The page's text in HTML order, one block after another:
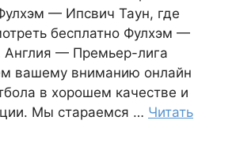
— Ипсвич Таун, где
бесплатно Фулхэм —
Англия — Премьер-лига
вашему вниманию онлайн
в хорошем качестве и
Мы стараемся … Читать